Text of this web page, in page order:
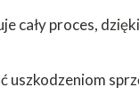
cały proces,
uszkodzeniom